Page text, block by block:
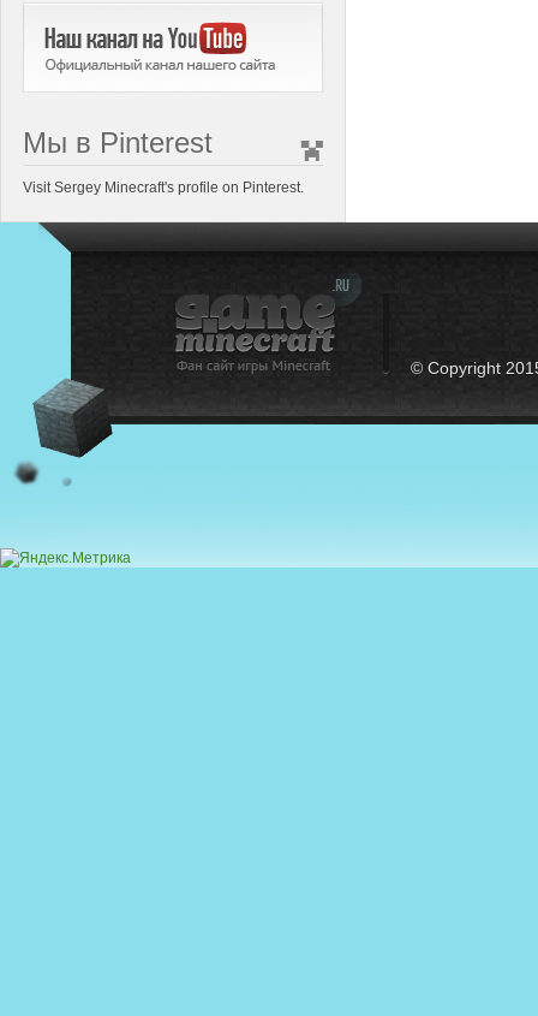
Мы в Pinterest
Visit Sergey Minecraft's profile on Pinterest.
© Copyright